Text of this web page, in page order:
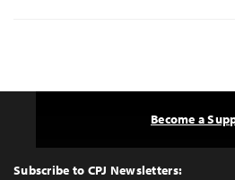
Top
Subscribe to CPJ Newsletters:
Become a